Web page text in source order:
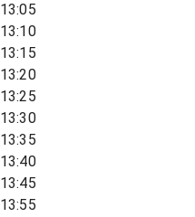
13:05
13:10
13:15
13:20
13:25
13:30
13:35
13:40
13:45
13:55